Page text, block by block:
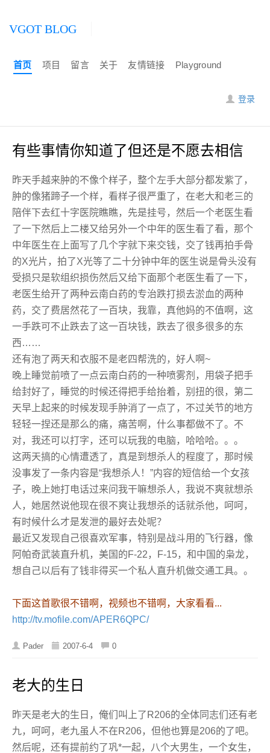
VGOT BLOG
首页 项目 留言 关于 友情链接 Playground
登录
有些事情你知道了但还是不愿去相信
昨天手越来肿的不像个样子，整个左手大部分都发紫了，
肿的像猪蹄子一个样，看样子很严重了，在老大和老三的
陪伴下去红十字医院瞧瞧，先是挂号，然后一个老医生看
了一下然后上二楼又给另外一个中年的医生看了看，那个
中年医生在上面写了几个字就下来交钱，交了钱再拍手骨
的X光片，拍了X光等了二十分钟中年的医生说是骨头没有
受损只是软组织损伤然后又给下面那个老医生看了一下，
老医生给开了两种云南白药的专治跌打损去淤血的两种
药，交了费居然花了一百块，我靠，真他妈的不值啊，这
一手跌可不止跌去了这一百块钱，跌去了很多很多的东
西……
还有泡了两天和衣服不是老四帮洗的，好人啊~
晚上睡觉前喷了一点云南白药的一种喷雾剂，用袋子把手
给封好了，睡觉的时候还得把手给抬着，别扭的很，第二
天早上起来的时候发现手肿消了一点了，不过关节的地方
轻轻一捏还是那么的痛，痛苦啊，什么事都做不了。不
对，我还可以打字，还可以玩我的电脑，哈哈哈。。。
这两天搞的心情遭透了，真是到想杀人的程度了，那时候
没事发了一条内容是“我想杀人！”内容的短信给一个女孩
子，晚上她打电话过来问我干嘛想杀人，我说不爽就想杀
人，她居然说他现在很不爽让我想杀的话就杀他，呵呵，
有时候什么才是发泄的最好去处呢？
最近又发现自己很喜欢军事，特别是战斗用的飞行器，像
阿帕奇武装直升机，美国的F-22，F-15，和中国的枭龙，
想自己以后有了钱非得买一个私人直升机做交通工具。。
下面这首歌很不错啊，视频也不错啊，大家看看...
http://tv.mofile.com/APER6QPC/
Pader 2007-6-4 0
老大的生日
昨天是老大的生日，俺们叫上了R206的全体同志们还有老
九，呵呵，老九虽人不在R206，但他也算是206的了吧。
然后呢，还有提前约了巩*一起，八个大男生，一个女生，